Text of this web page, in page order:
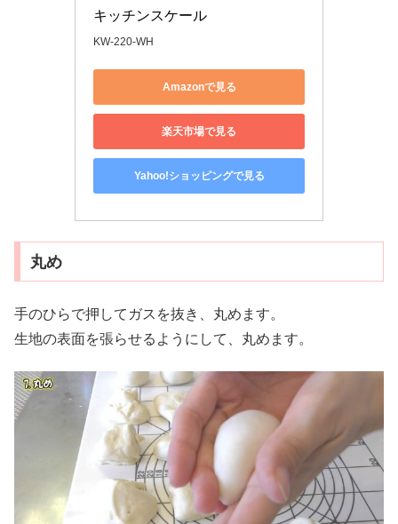
キッチンスケール
KW-220-WH
Amazonで見る
楽天市場で見る
Yahoo!ショッピングで見る
丸め
手のひらで押してガスを抜き、丸めます。
生地の表面を張らせるようにして、丸めます。